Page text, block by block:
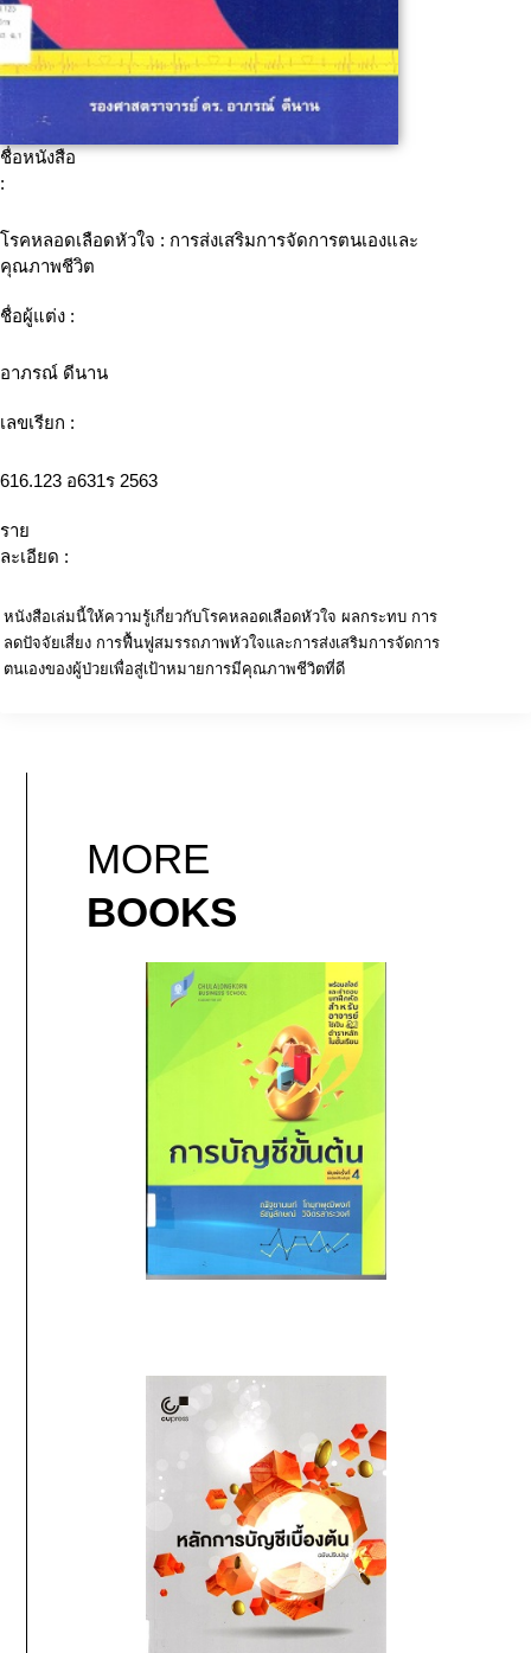
ชื่อหนังสือ
:
โรคหลอดเลือดหัวใจ : การส่งเสริมการจัดการตนเองและ
คุณภาพชีวิต
ชื่อผู้แต่ง :
อาภรณ์ ดีนาน
เลขเรียก :
616.123 อ631ร 2563
ราย
ละเอียด :
หนังสือเล่มนี้ให้ความรู้เกี่ยวกับโรคหลอดเลือดหัวใจ ผลกระทบ การ
ลดปัจจัยเสี่ยง การฟื้นฟูสมรรถภาพหัวใจและการส่งเสริมการจัดการ
ตนเองของผู้ป่วยเพื่อสู่เป้าหมายการมีคุณภาพชีวิตที่ดี
MORE
BOOKS